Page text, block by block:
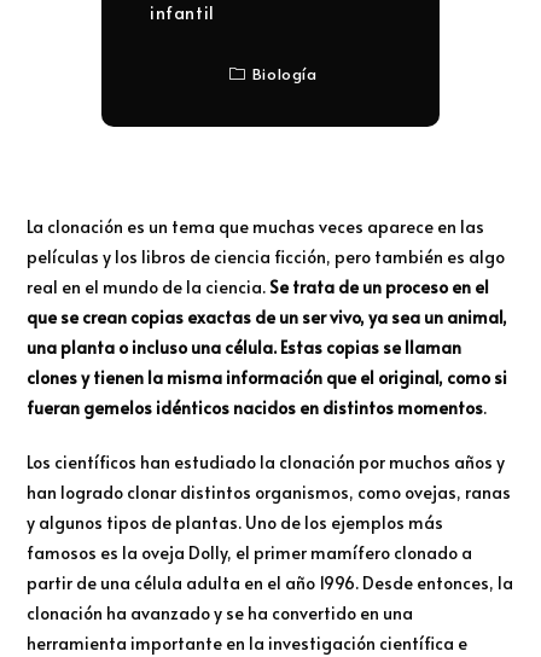
infantil
Biología
La clonación es un tema que muchas veces aparece en las
películas y los libros de ciencia ficción, pero también es algo
real en el mundo de la ciencia. Se trata de un proceso en el
que se crean copias exactas de un ser vivo, ya sea un animal,
una planta o incluso una célula. Estas copias se llaman
clones y tienen la misma información que el original, como si
fueran gemelos idénticos nacidos en distintos momentos.
Los científicos han estudiado la clonación por muchos años y
han logrado clonar distintos organismos, como ovejas, ranas
y algunos tipos de plantas. Uno de los ejemplos más
famosos es la oveja Dolly, el primer mamífero clonado a
partir de una célula adulta en el año 1996. Desde entonces, la
clonación ha avanzado y se ha convertido en una
herramienta importante en la investigación científica e